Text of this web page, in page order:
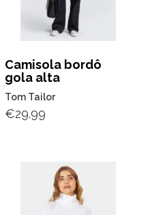
Camisola bordô
gola alta
Tom Tailor
€29.99